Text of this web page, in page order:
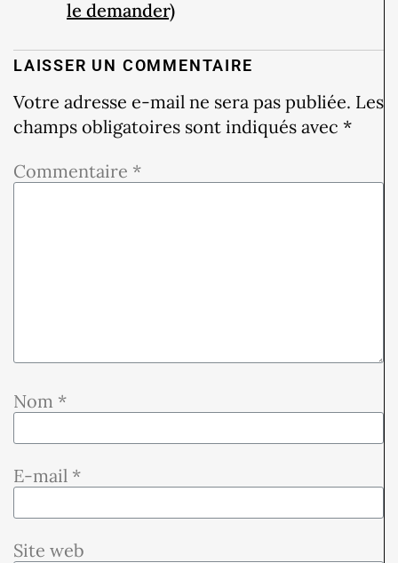
le demander)
LAISSER UN COMMENTAIRE
Votre adresse e-mail ne sera pas publiée. Les
champs obligatoires sont indiqués avec *
Commentaire *
Nom *
E-mail *
Site web